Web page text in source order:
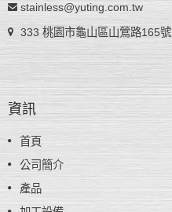
stainless@yuting.com.tw
333 桃園市龜山區山鶯路165號
資訊
首頁
公司簡介
產品